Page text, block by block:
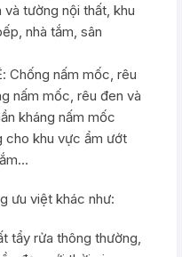
tường nội thất, khu
nhà tắm, sân
Chống nấm mốc, rêu
nấm mốc, rêu đen và
kháng nấm mốc
cho khu vực ẩm ướt
ưu việt khác như:
tẩy rửa thông thường,